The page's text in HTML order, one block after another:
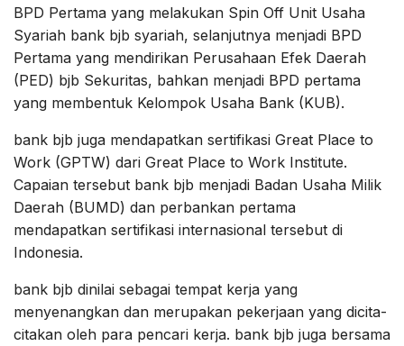
BPD Pertama yang melakukan Spin Off Unit Usaha
Syariah bank bjb syariah, selanjutnya menjadi BPD
Pertama yang mendirikan Perusahaan Efek Daerah
(PED) bjb Sekuritas, bahkan menjadi BPD pertama
yang membentuk Kelompok Usaha Bank (KUB).
bank bjb juga mendapatkan sertifikasi Great Place to
Work (GPTW) dari Great Place to Work Institute.
Capaian tersebut bank bjb menjadi Badan Usaha Milik
Daerah (BUMD) dan perbankan pertama
mendapatkan sertifikasi internasional tersebut di
Indonesia.
bank bjb dinilai sebagai tempat kerja yang
menyenangkan dan merupakan pekerjaan yang dicita-
citakan oleh para pencari kerja. bank bjb juga bersama